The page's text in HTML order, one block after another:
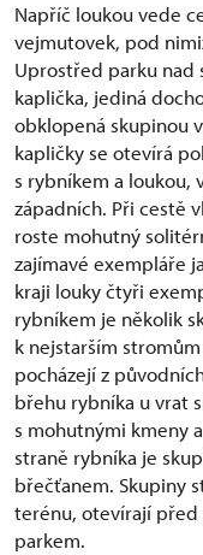
Napříč loukou vede
vejmutovek, pod
Uprostřed parku nad
kaplička, jediná
obklopená skupinou
kapličky se otevírá
s rybníkem a loukou,
západních. Při cestě
roste mohutný
zajímavé exempláře
kraji louky čtyři
rybníkem je několik
k nejstarším
pocházejí z
břehu rybníka u vrat
s mohutnými kmeny
straně rybníka je
břečťanem. Skupiny
terénu, otevírají před
parkem.